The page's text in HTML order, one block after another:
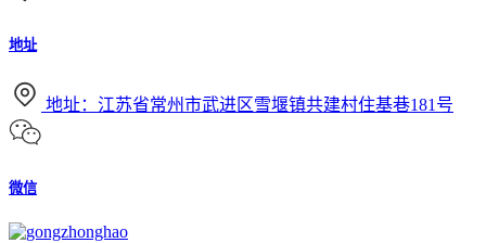
地址
地址：江苏省常州市武进区雪堰镇共建村住基巷181号
微信